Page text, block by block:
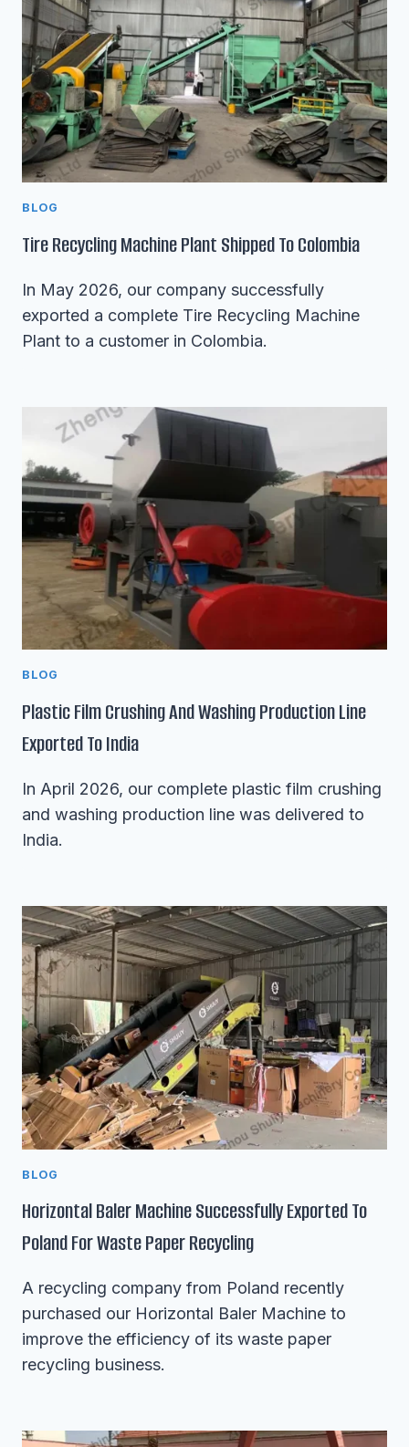
BLOG
Tire Recycling Machine Plant Shipped To Colombia
In May 2026, our company successfully
exported a complete Tire Recycling Machine
Plant to a customer in Colombia.
BLOG
Plastic Film Crushing And Washing Production Line
Exported To India
In April 2026, our complete plastic film crushing
and washing production line was delivered to
India.
BLOG
Horizontal Baler Machine Successfully Exported To
Poland For Waste Paper Recycling
A recycling company from Poland recently
purchased our Horizontal Baler Machine to
improve the efficiency of its waste paper
recycling business.